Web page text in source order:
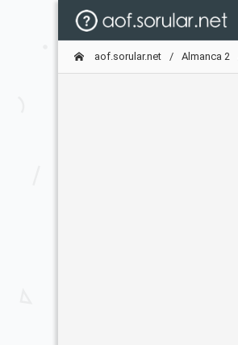
aof.sorular.net Almanca 2